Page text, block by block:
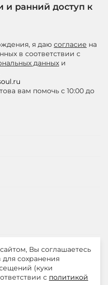
и ранний доступ к
я даю согласие на
в соответствии с
данных и
вам помочь с 10:00 до
стильных и уверенных
Вы соглашаетесь
сохранения
(куки
с политикой